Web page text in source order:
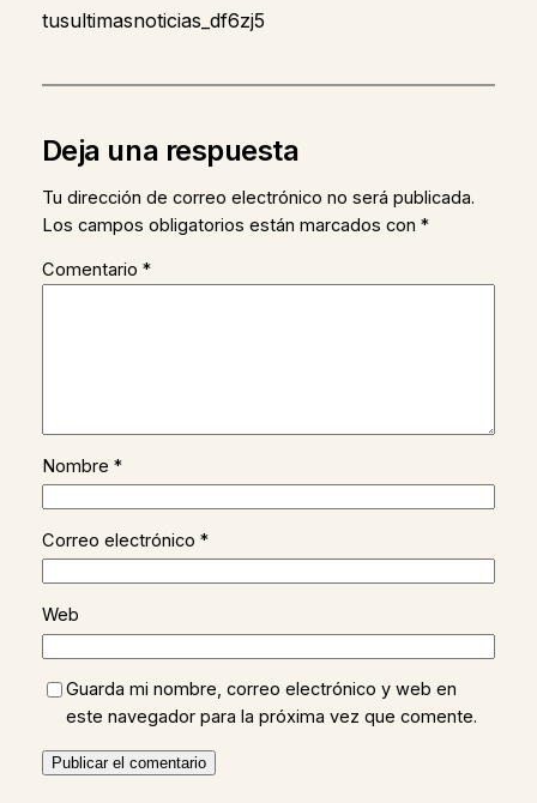
tusultimasnoticias_df6zj5
Deja una respuesta
Tu dirección de correo electrónico no será publicada.
Los campos obligatorios están marcados con *
Comentario *
Nombre *
Correo electrónico *
Web
Guarda mi nombre, correo electrónico y web en
este navegador para la próxima vez que comente.